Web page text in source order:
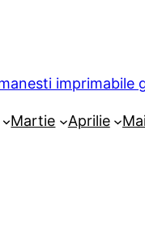
imprimabile
Martie Aprilie